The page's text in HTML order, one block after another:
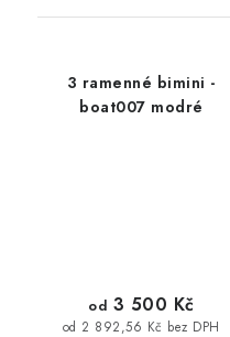
3 ramenné bimini -
boat007 modré
od 2 892,56 Kč bez DPH
od 3 500 Kč